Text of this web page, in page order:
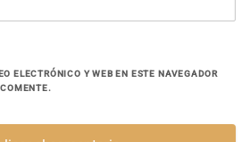
ELECTRÓNICO Y WEB EN ESTE NAVEGADOR